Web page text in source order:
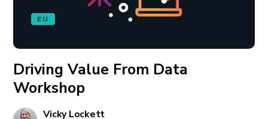
EU
Driving Value From Data
Workshop
Vicky Lockett